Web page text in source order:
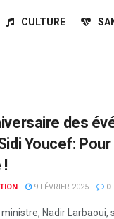
CULTURE
des
Youcef: Pour
!
9 FÉVRIER 2025 0
ministre, Nadir Larbaoui,